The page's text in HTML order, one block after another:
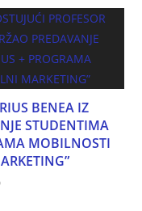
BENEA IZ
STUDENTIMA
MOBILNOSTI